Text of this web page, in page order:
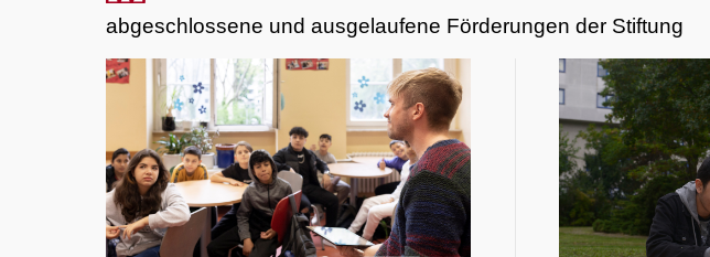
abgeschlossene und ausgelaufene Förderungen der Stiftung